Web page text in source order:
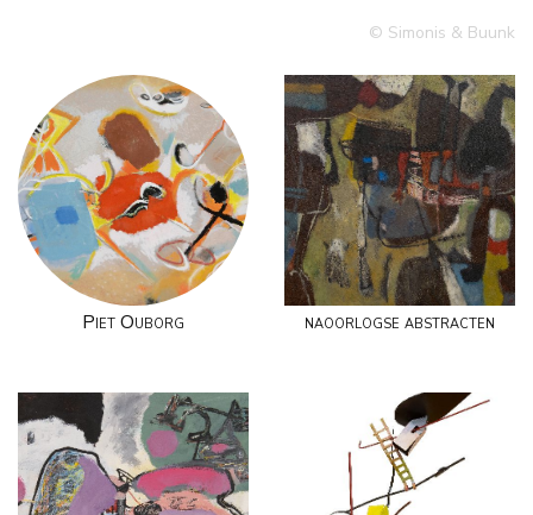
© Simonis & Buunk
Piet Ouborg naoorlogse abstracten